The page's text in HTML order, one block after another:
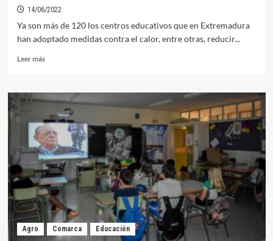
14/06/2022
Ya son más de 120 los centros educativos que en Extremadura
han adoptado medidas contra el calor, entre otras, reducir...
Leer másLeer
El
CEIP
Santo
Domingo
adapta
el
horario
lectivo
a
las
altas
temperaturas
Agro Comarca Educación